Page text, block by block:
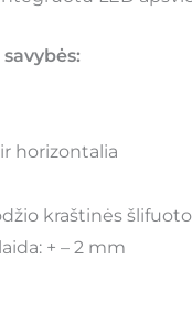
horizontalia
kraštinės
+ – 2 mm